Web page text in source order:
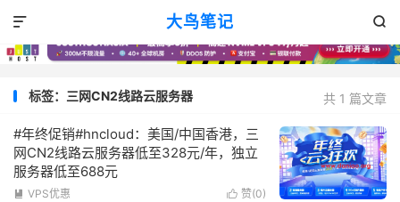
大鸟笔记 

共 1 篇文章
标签：三网CN2线路云服务器
#年终促销#hncloud：美国/中国香港，三
网CN2线路云服务器低至328元/年，独立
服务器低至688元
 赞(0)
 VPS优惠